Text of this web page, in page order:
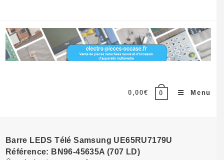
content
0,00€ 0 Menu
Barre LEDS Télé Samsung UE65RU7179U
Référence: BN96-45635A (707 LD)